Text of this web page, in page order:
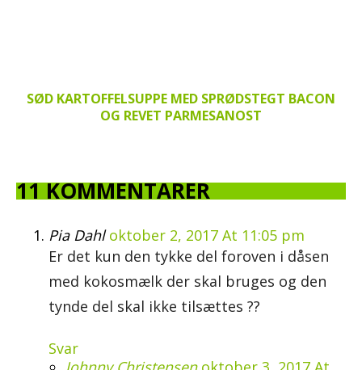
SØD KARTOFFELSUPPE MED SPRØDSTEGT BACON
OG REVET PARMESANOST
11 KOMMENTARER
Pia Dahl oktober 2, 2017 At 11:05 pm
Er det kun den tykke del foroven i dåsen
med kokosmælk der skal bruges og den
tynde del skal ikke tilsættes ??
Svar